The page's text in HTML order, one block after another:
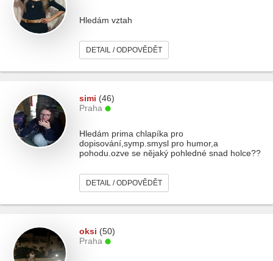
Hledám vztah
DETAIL / ODPOVĚDĚT
simi (46)
Praha
Hledám prima chlapíka pro
dopisování,symp.smysl pro humor,a
pohodu.ozve se nějaký pohledné snad holce??
DETAIL / ODPOVĚDĚT
oksi (50)
Praha